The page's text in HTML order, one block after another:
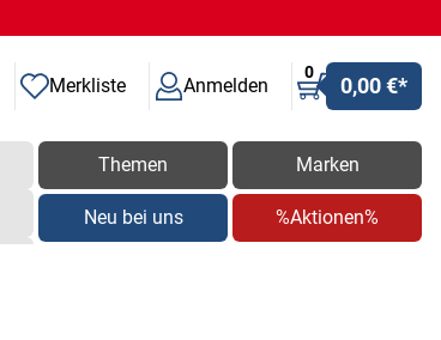
Merkliste Anmelden
0
0,00 €*
Themen Marken
Neu bei uns %Aktionen%